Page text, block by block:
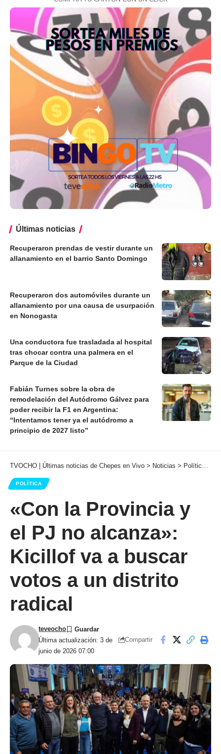
Últimas noticias
Recuperaron prendas de vestir durante un
allanamiento en el barrio Santo Domingo
Recuperaron dos automóviles durante un
allanamiento por una causa de usurpación
en Nonogasta
Una conductora fue trasladada al hospital
tras chocar contra una palmera en el
Parque de la Ciudad
Fabián Turnes sobre la obra de
remodelación del Autódromo Gálvez para
poder recibir la F1 en Argentina:
“Intentamos tener ya el autódromo a
principio de 2027 listo”
TVOCHO | Últimas noticias de Chepes en Vivo > Noticias > Política
POLÍTICA
«Con la Provincia y
el PJ no alcanza»:
Kicillof va a buscar
votos a un distrito
radical
Última actualización: 3 de
junio de 2026 07:00
teveocho
Compartir